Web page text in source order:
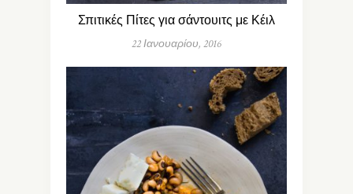
Σπιτικές Πίτες για σάντουιτς με Κέιλ
22 Ιανουαρίου, 2016